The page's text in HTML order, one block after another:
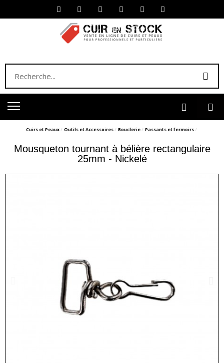
Cuirs et Peaux Outils et Accessoires Bouclerie Passants et fermoirs
Mousqueton tournant à bélière rectangulaire
25mm - Nickelé